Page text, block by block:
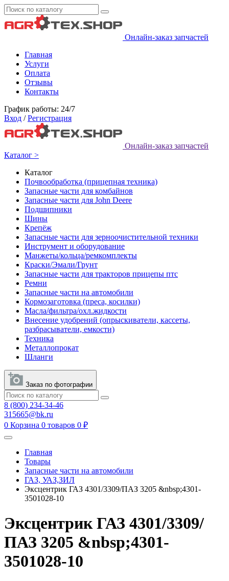
Онлайн-заказ запчастей
Главная
Услуги
Оплата
Отзывы
Контакты
График работы: 24/7
Вход / Регистрация
Онлайн-заказ запчастей
Каталог >
Каталог
Почвообработка (прицепная техника)
Запасные части для комбайнов
Запасные части для John Deere
Подшипники
Шины
Крепёж
Запасные части для зерноочистительной техники
Инструмент и оборудование
Манжеты/кольца/ремкомплекты
Краски/Эмали/Грунт
Запасные части для тракторов прицепы птс
Ремни
Запасные части на автомобили
Кормозаготовка (преса, косилки)
Масла/фильтра/охл.жидкости
Внесение удобрений (опрыскиватели, кассеты,
разбрасыватели, емкости)
Техника
Металлопрокат
Шланги
Заказ по фотографии
8 (800) 234-34-46
315665@bk.ru
0 Корзина 0 товаров 0 ₽
Главная
Товары
Запасные части на автомобили
ГАЗ, УАЗ,ЗИЛ
Эксцентрик ГАЗ 4301/3309/ПАЗ 3205 &nbsp;4301-
3501028-10
Эксцентрик ГАЗ 4301/3309/
ПАЗ 3205 &nbsp;4301-
3501028-10